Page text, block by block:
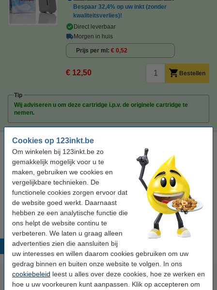
Cookies op 123inkt.be
Om winkelen bij 123inkt.be zo
gemakkelijk mogelijk voor u te
maken, gebruiken we cookies en
vergelijkbare technieken. De
functionele cookies zorgen ervoor dat
de website goed werkt. Daarnaast
hebben ze een analytische functie die
ons helpt de website continu te
verbeteren. We laten u graag alleen
advertenties zien die aansluiten bij
uw interesses en willen daarom cookies gebruiken om uw
gedrag binnen en buiten onze website te volgen. In ons
cookiebeleid leest u alles over deze cookies, hoe ze werken en
hoe u uw voorkeuren kunt aanpassen. Klik op accepteren om
Bespaar 32,4% op uw inkt (zonder
kwaliteitsverlies)!
Direct leverbaar
Morgen in huis
Prijs per ml € 0,52
€ 12,50 Bestellen
Tip
Wij adviseren u om deze cartridge i.p.v. de originele cartridge te
nemen.
Canon BC-09F inktcartridge neonkleur (origineel)
inkjetcartridge
Bekijk de specificaties en omschrijving
Bestellen
Niet meer in productie, dus niet meer leverbaar.
Populaire producten